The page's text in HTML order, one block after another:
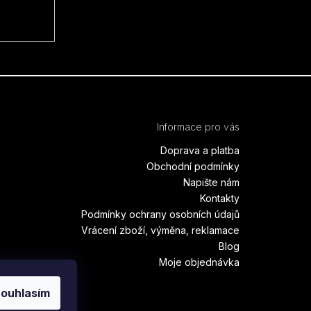
Informace pro vás
Doprava a platba
Obchodní podmínky
Napište nám
Kontakty
Podmínky ochrany osobních údajů
Vrácení zboží, výměna, reklamace
Blog
Moje objednávka